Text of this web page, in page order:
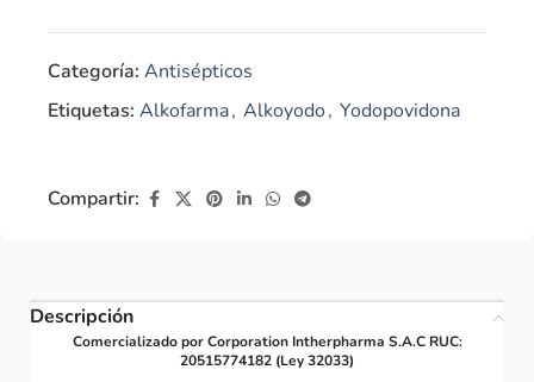
Categoría: Antisépticos
Etiquetas: Alkofarma, Alkoyodo, Yodopovidona
Compartir:
Descripción
Comercializado por Corporation Intherpharma S.A.C RUC:
20515774182 (Ley 32033)